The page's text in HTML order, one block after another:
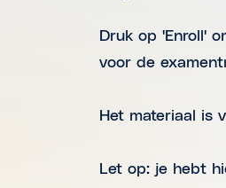
Druk op 'Enroll'
voor de
Het materiaal is
Let op: je hebt